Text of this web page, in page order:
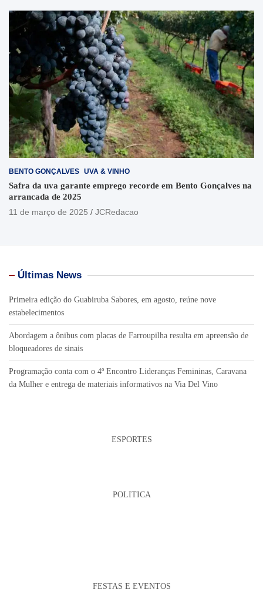
BENTO GONÇALVES UVA & VINHO
Safra da uva garante emprego recorde em Bento Gonçalves na
arrancada de 2025
11 de março de 2025
JCRedacao
Últimas News
Primeira edição do Guabiruba Sabores, em agosto, reúne nove
estabelecimentos
Abordagem a ônibus com placas de Farroupilha resulta em apreensão de
bloqueadores de sinais
Programação conta com o 4º Encontro Lideranças Femininas, Caravana
da Mulher e entrega de materiais informativos na Via Del Vino
ESPORTES
POLITICA
FESTAS E EVENTOS